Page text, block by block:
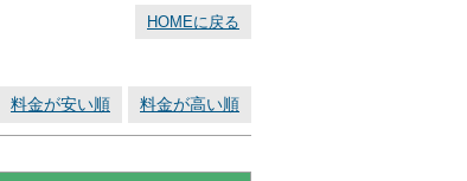
HOMEに戻る
料金が安い順 料金が高い順